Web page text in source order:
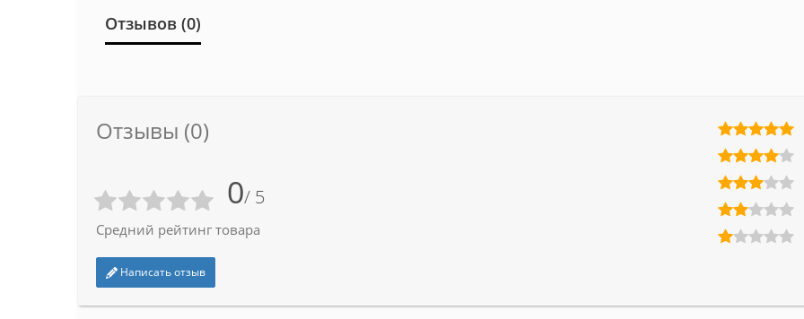
Отзывов (0)
Отзывы (0)
0/ 5
Средний рейтинг товара
Написать отзыв